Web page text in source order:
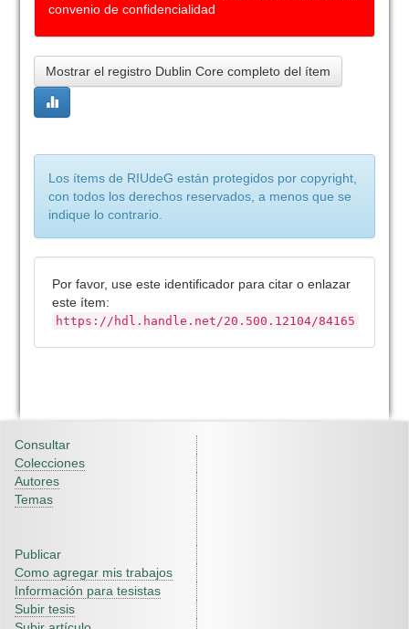
convenio de confidencialidad
Mostrar el registro Dublin Core completo del ítem
Los ítems de RIUdeG están protegidos por copyright,
con todos los derechos reservados, a menos que se
indique lo contrario.
Por favor, use este identificador para citar o enlazar
este ítem:
https://hdl.handle.net/20.500.12104/84165
Consultar
Colecciones
Autores
Temas
Publicar
Como agregar mis trabajos
Información para tesistas
Subir tesis